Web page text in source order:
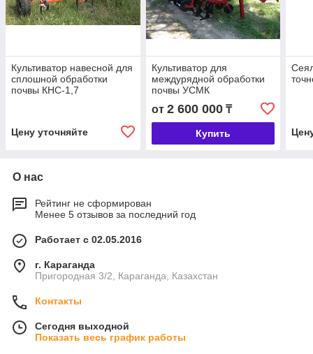
Культиватор навесной для
сплошной обработки
почвы КНС-1,7
Цену уточняйте
Культиватор для
междурядной обработки
почвы УСМК
от 2 600 000₸
Купить
О нас
Рейтинг не сформирован
Менее 5 отзывов за последний год
Работает с 02.05.2016
г. Караганда
Пригородная 3/2, Караганда, Казахстан
Контакты
Сегодня выходной
Показать весь график работы